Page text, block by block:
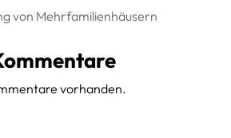
von Mehrfamilienhäusern
vorhanden.